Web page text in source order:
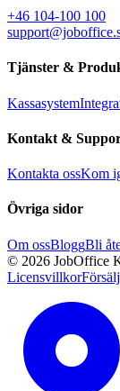
+46 104-100 100
Tjänster &
Kassasystem
Kontakt &
Kontakta ossKom
Övriga sidor
Om ossBloggBli
© 2026 JobOffice
Licensvillkor